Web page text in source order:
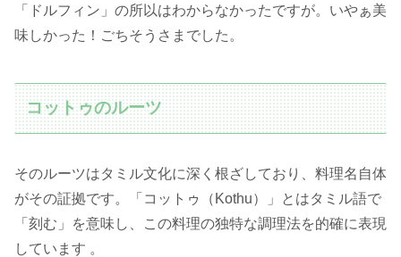
「ドルフィン」の所以はわからなかったですが。いやぁ美
味しかった！ごちそうさまでした。
コットゥのルーツ
そのルーツはタミル文化に深く根ざしており、料理名自体
がその証拠です。「コットゥ（Kothu）」とはタミル語で
「刻む」を意味し、この料理の独特な調理法を的確に表現
しています 。